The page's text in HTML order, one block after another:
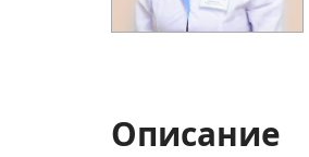
Описание